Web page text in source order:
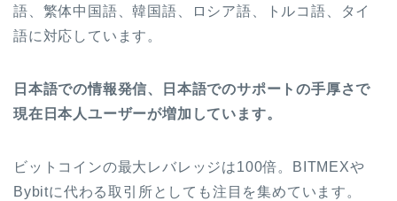
語、繁体中国語、韓国語、ロシア語、トルコ語、タイ
語に対応しています。
日本語での情報発信、日本語でのサポートの手厚さで
現在日本人ユーザーが増加しています。
ビットコインの最大レバレッジは100倍。BITMEXや
Bybitに代わる取引所としても注目を集めています。